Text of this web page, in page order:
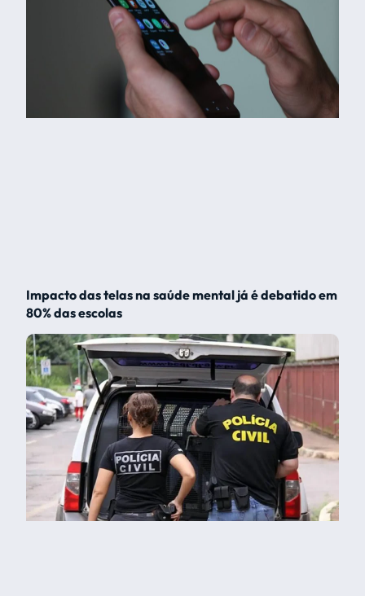
Impacto das telas na saúde mental já é debatido em
80% das escolas